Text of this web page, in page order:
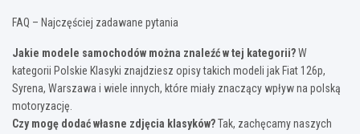
FAQ – Najczęściej zadawane pytania
Jakie modele samochodów można znaleźć w tej kategorii?W
kategorii Polskie Klasyki znajdziesz opisy takich modeli jak Fiat 126p,
Syrena, Warszawa i wiele innych, które miały znaczący wpływ na polską
motoryzację.
Czy mogę dodać własne zdjęcia klasyków?Tak, zachęcamy naszych